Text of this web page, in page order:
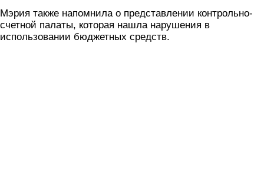
Мэрия также напомнила о представлении контрольно-
счетной палаты, которая нашла нарушения в
использовании бюджетных средств.